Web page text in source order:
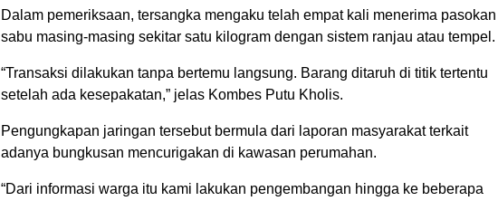
Dalam pemeriksaan, tersangka mengaku telah empat kali menerima pasokan
sabu masing-masing sekitar satu kilogram dengan sistem ranjau atau tempel.
“Transaksi dilakukan tanpa bertemu langsung. Barang ditaruh di titik tertentu
setelah ada kesepakatan,” jelas Kombes Putu Kholis.
Pengungkapan jaringan tersebut bermula dari laporan masyarakat terkait
adanya bungkusan mencurigakan di kawasan perumahan.
“Dari informasi warga itu kami lakukan pengembangan hingga ke beberapa